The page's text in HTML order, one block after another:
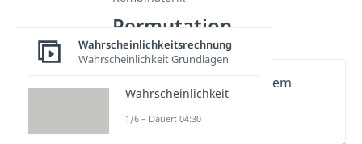
Permutation
Wichtige Inhalte in diesem
Video
Wahrscheinlichkeitsrechnung
Wahrscheinlichkeit Grundlagen
Wahrscheinlichkeit
1/6 – Dauer: 04:30